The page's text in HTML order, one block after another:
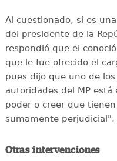
Al cuestionado, sí es
del presidente de la
respondió que el
que le fue ofrecido el
pues dijo que uno de
autoridades del MP
poder o creer que
sumamente perjudicial".
Otras intervenciones